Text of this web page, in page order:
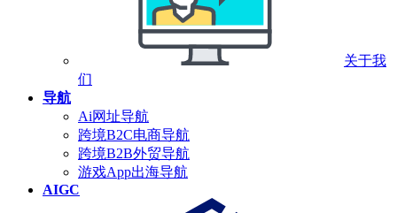
关于我
们
导航
Ai网址导航
跨境B2C电商导航
跨境B2B外贸导航
游戏App出海导航
AIGC